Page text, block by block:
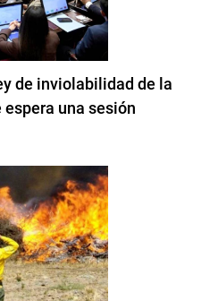
de inviolabilidad de la
una sesión